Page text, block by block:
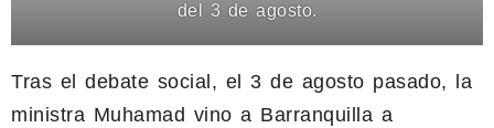
del 3 de agosto.
Tras el debate social, el 3 de agosto pasado, la
ministra Muhamad vino a Barranquilla a